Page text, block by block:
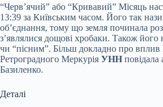
“Червʼячий” або “Кривавий” Місяць
13:39 за Київським часом. Його так
об’єднання, тому що земля починала
з’являлися дощові хробаки. Також
чи “пісним”. Більш докладно про вплив
Ретроградного Меркурія УНН повідала
Базиленко.
Деталі